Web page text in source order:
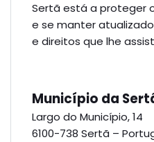
Sertã está a proteger
e se manter
e direitos que lhe
Município da
Largo do Município, 14
6100-738 Sertã –